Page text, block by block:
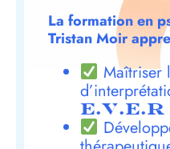
La formation en
Tristan Moir
Maîtriser
E.V.E.R